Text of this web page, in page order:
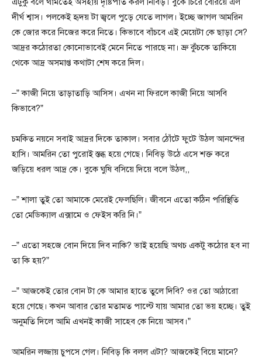
দীর্ঘ শ্বাস। পলকেই হৃদয় টা জ্বলে পুড়ে যেতে লাগল। ইচ্ছে জাগল আমরিন
কে জোর করে নিজের করে নিতে। কিভাবে বাঁচবে এই মেয়েটা কে ছাড়া সে?
আদ্রর কঠোরতা কোনোভাবেই মেনে নিতে পারছে না। ভ্রু কুঁচকে তাকিয়ে
থেকে আদ্র অসমাপ্ত কথাটা শেষ করে দিল।
–” কাজী নিয়ে তাড়াতাড়ি আসিস। এখন না ফিরলে কাজী নিয়ে আসবি
কিভাবে?”
চমকিত নয়নে সবাই আদ্রর দিকে তাকাল। সবার ঠোঁটে ফুটে উঠল আনন্দের
হাসি। আমরিন তো পুরোই স্তব্ধ হয়ে গেছে। নিবিড় উঠে এসে শক্ত করে
জড়িয়ে ধরল আদ্র কে। বুকে ঘুষি বসিয়ে দিয়ে বলে উঠল,,
–” শালা তুই তো আমাকে মেরেই ফেলছিলি। জীবনে এতো কঠিন পরিস্থিতি
তো মেডিক্যাল এক্সামে ও ফেইস করি নি।”
–” এতো সহজে বোন দিয়ে দিব নাকি? ভাই হয়েছি অথচ একটু কঠোর হব না
তা কি হয়?”
–” আজকেই তোর বোন টা কে আমার হাতে তুলে দিবি? ওর তো আঠারো
হয়ে গেছে। কখন আবার তোর মতামত পাল্টে যায় আমার তো ভয় হচ্ছে। তুই
অনুমতি দিলে আমি এখনই কাজী সাহেব কে নিয়ে আসব।”
আমরিন লজ্জায় চুপসে গেল। নিবিড় কি বলল এটা? আজকেই বিয়ে মানে?